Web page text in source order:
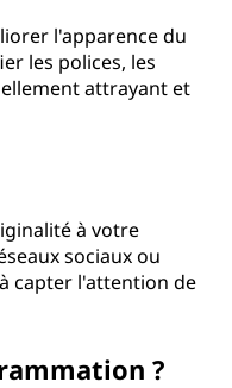
l'apparence du
les polices, les
attrayant et
à votre
sociaux ou
capter l'attention de
?